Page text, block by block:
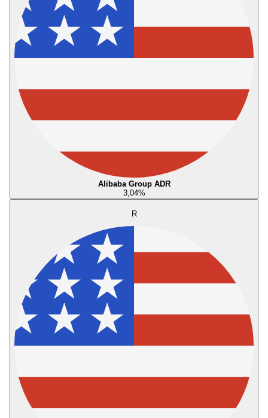
Alibaba Group ADR
3,04%
R